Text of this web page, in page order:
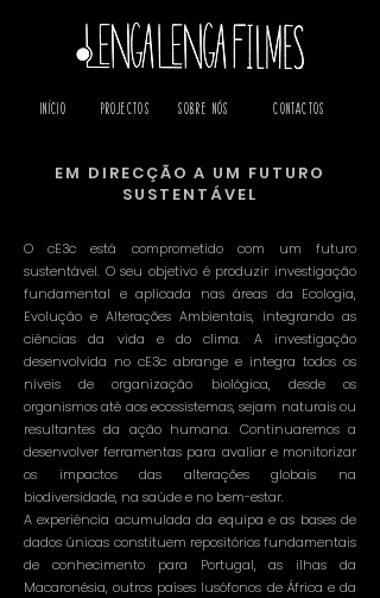
Início Projectos Sobre Nós Contactos
EM DIRECÇÃO A UM FUTURO
SUSTENTÁVEL
O cE3c está comprometido com um futuro
sustentável. O seu objetivo é produzir investigação
fundamental e aplicada nas áreas da Ecologia,
Evolução e Alterações Ambientais, integrando as
ciências da vida e do clima. A investigação
desenvolvida no cE3c abrange e integra todos os
níveis de organização biológica, desde os
organismos até aos ecossistemas, sejam naturais ou
resultantes da ação humana. Continuaremos a
desenvolver ferramentas para avaliar e monitorizar
os impactos das alterações globais na
biodiversidade, na saúde e no bem-estar.
A experiência acumulada da equipa e as bases de
dados únicas constituem repositórios fundamentais
de conhecimento para Portugal, as ilhas da
Macaronésia, outros países lusófonos de África e da